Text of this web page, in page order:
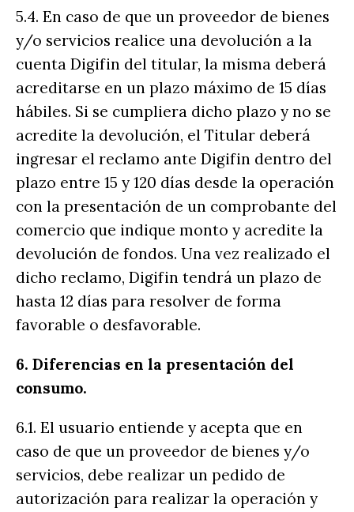
5.4. En caso de que un proveedor de bienes
y/o servicios realice una devolución a la
cuenta Digifin del titular, la misma deberá
acreditarse en un plazo máximo de 15 días
hábiles. Si se cumpliera dicho plazo y no se
acredite la devolución, el Titular deberá
ingresar el reclamo ante Digifin dentro del
plazo entre 15 y 120 días desde la operación
con la presentación de un comprobante del
comercio que indique monto y acredite la
devolución de fondos. Una vez realizado el
dicho reclamo, Digifin tendrá un plazo de
hasta 12 días para resolver de forma
favorable o desfavorable.
6. Diferencias en la presentación del
consumo.
6.1. El usuario entiende y acepta que en
caso de que un proveedor de bienes y/o
servicios, debe realizar un pedido de
autorización para realizar la operación y